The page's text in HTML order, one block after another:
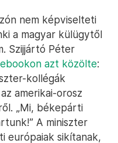
nem képviselteti
a magyar külügytől
Szijjártó Péter
azt közölte:
kollégák
amerikai-orosz
„Mi, békepárti
A miniszter
európaiak sikítanak,